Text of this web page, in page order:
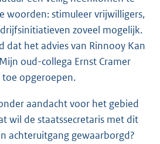
woorden: stimuleer vrijwilligers,
zoveel mogelijk.
dat het advies van Rinnooy Kan
oud-collega Ernst Cramer
opgeroepen.
aandacht voor het gebied
wil de staatssecretaris met dit
achteruitgang gewaarborgd?